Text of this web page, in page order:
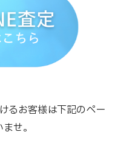
るお客様は下記のペー
せ。